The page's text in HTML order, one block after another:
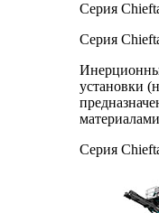
Серия
Серия
установки
Серия